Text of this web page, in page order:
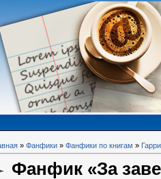
» Фанфики » Фанфики по книгам »
Фанфик «За